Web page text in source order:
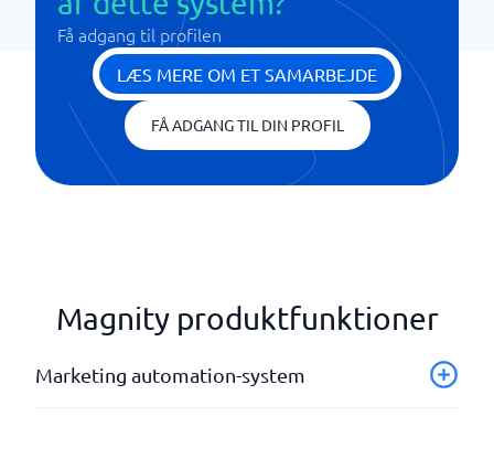
Få adgang til profilen
LÆS MERE OM ET SAMARBEJDE
FÅ ADGANG TIL DIN PROFIL
Magnity produktfunktioner
Marketing automation-system